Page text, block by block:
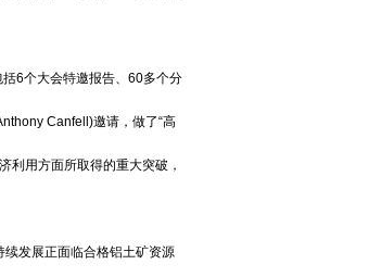
6个大会特邀报告、60多个分
Canfell)邀请，做了“高
利用方面所取得的重大突破，
发展正面临合格铝土矿资源